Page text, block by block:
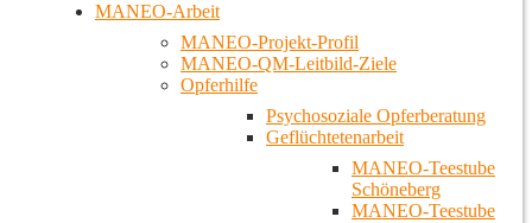
MANEO-Arbeit
MANEO-Projekt-Profil
MANEO-QM-Leitbild-Ziele
Opferhilfe
Psychosoziale Opferberatung
Geflüchtetenarbeit
MANEO-Teestube
Schöneberg
MANEO-Teestube